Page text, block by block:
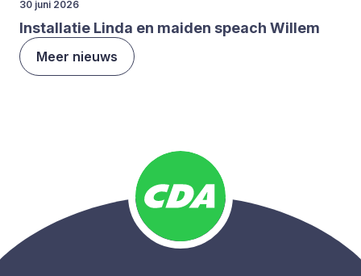
30 juni 2026
Instal­la­tie Lin­da en mai­den speach Wil­lem
Meer nieuws